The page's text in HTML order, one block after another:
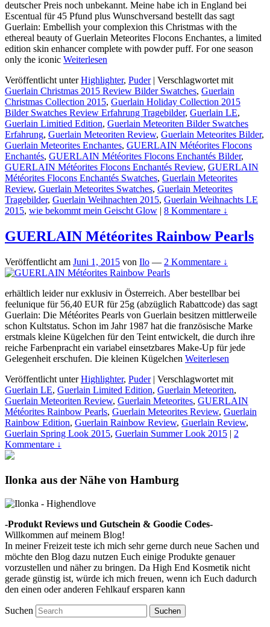
deutscher Preis noch unbekannt. Meine habe ich in England bei
Escentual für 45 Pfund plus Wunschversand bestellt das sagt
Guerlain: Embellish your complexion this Christmas with the
ethereal beauty of Guerlain Meteorites Flocons Enchantes, a limited
edition skin enhancer complete with powder puff. For one season
only the iconic Weiterlesen
Veröffentlicht unter Highlighter, Puder | Verschlagwortet mit
Guerlain Christmas 2015 Review Bilder Swatches, Guerlain
Christmas Collection 2015, Guerlain Holiday Collection 2015
Bilder Swatches Review Erfahrung Tragebilder, Guerlain LE,
Guerlain Limitied Edition, Guerlain Meteoriten Bilder Swatches
Erfahrung, Guerlain Meteoriten Review, Guerlain Meteorites Bilder,
Guerlain Meteorites Enchantes, GUERLAIN Météorites Flocons
Enchantés, GUERLAIN Météorites Flocons Enchantés Bilder,
GUERLAIN Météorites Flocons Enchantés Review, GUERLAIN
Météorites Flocons Enchantés Swatches, Guerlain Meteorites
Review, Guerlain Meteorites Swatches, Guerlain Meteorites
Tragebilder, Guerlain Weihnachten 2015, Guerlain Weihnachts LE
2015, wie bekommt mein Geischt Glow | 8 Kommentare ↓
GUERLAIN Météorites Rainbow Pearls
Veröffentlicht am Juni 1, 2015 von Ilo — 2 Kommentare ↓
erhältlich leider nur exklusiv in Österreich. Aber bestellbar bei
feelunique für 56,40 EUR für 25g (abzüglich Rabattcode) das sagt
Guerlain: Die Météorites Pearls von Guerlain besitzen mittlerweile
schon Kultstatus. Schon im Jahr 1987 hat die französische Marke
erstmals kleine Kügelchen für den Teint entwickelt, die durch ihre
reiche Farbenpracht ein variabel einsetzbares Make-Up für jede
Gelegenheit erschufen. Die kleinen Kügelchen Weiterlesen
Veröffentlicht unter Highlighter, Puder | Verschlagwortet mit
Guerlain LE, Guerlain Limited Edition, Guerlain Meteoriten,
Guerlain Meteoriten Review, Guerlain Meteorites, GUERLAIN
Météorites Rainbow Pearls, Guerlain Meteorites Review, Guerlain
Rainbow Edition, Guerlain Rainbow Review, Guerlain Review,
Guerlain Spring Look 2015, Guerlain Summer Look 2015 | 2
Kommentare ↓
Ilonka aus der Nähe von Hamburg
-Produkt Reviews und Gutschein & Goodie Codes-
Willkommen auf meinem Blog!
In meiner Freizeit teste ich mich sehr gerne durch neue Sachen und
möchte den Blog dazu nutzen Euch einige Produkte genauer
vorzustellen und näher zu bringen. Da High End Kosmetik nicht
gerade günstig ist, würde ich mich freuen, wenn ich Euch dadurch
den einen oder anderen Fehlkauf ersparen kann
Suchen